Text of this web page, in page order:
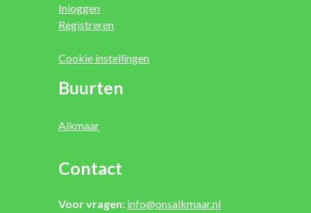
Inloggen
Registreren
Cookie instellingen
Buurten
Alkmaar
Contact
Voor vragen: info@onsalkmaar.nl